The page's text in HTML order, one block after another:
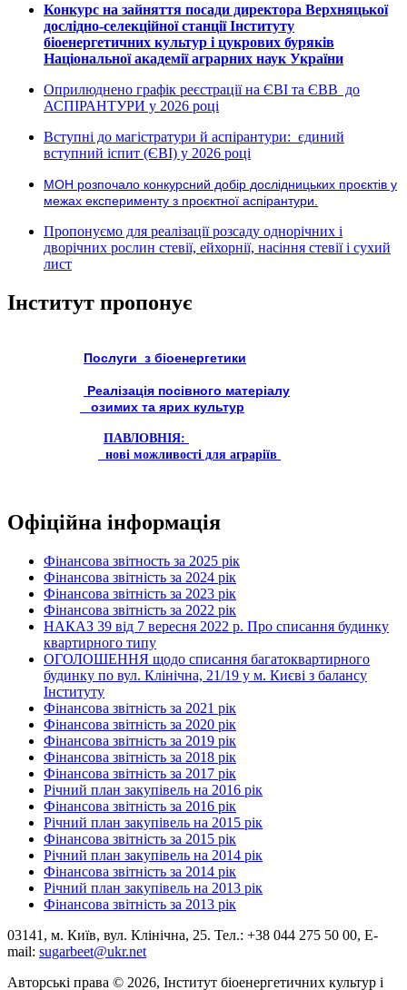
Конкурс на зайняття посади директора Верхняцької
дослідно-селекційної станції Інституту
біоенергетичних культур і цукрових буряків
Національної академії аграрних наук України
Оприлюднено графік реєстрації на ЄВІ та ЄВВ до
АСПІРАНТУРИ у 2026 році
Вступні до магістратури й аспірантури: єдиний
вступний іспит (ЄВІ) у 2026 році
МОН розпочало конкурсний добір дослідницьких проєктів у
межах експерименту з проєктної аспірантури.
Пропонуємо для реалізації розсаду однорічних і
дворічних рослин стевії, ейхорнії, насіння стевії і сухий
лист
Інститут пропонує
Послуги з біоенергетики
Реалізація посівного матеріалу
озимих та ярих культур
ПАВЛОВНІЯ:
нові можливості для аграріїв
Офіційна інформація
Фінансова звітность за 2025 рік
Фінансова звітність за 2024 рік
Фінансова звітність за 2023 рік
Фінансова звітність за 2022 рік
НАКАЗ 39 від 7 вересня 2022 р. Про списання будинку
квартирного типу
ОГОЛОШЕННЯ щодо списання багатоквартирного
будинку по вул. Клінічна, 21/19 у м. Києві з балансу
Інституту
Фінансова звітність за 2021 рік
Фінансова звітність за 2020 рік
Фінансова звітність за 2019 рік
Фінансова звітність за 2018 рік
Фінансова звітність за 2017 рік
Річний план закупівель на 2016 рік
Фінансова звітність за 2016 рік
Річний план закупівель на 2015 рік
Фінансова звітність за 2015 рік
Річний план закупівель на 2014 рік
Фінансова звітність за 2014 рік
Річний план закупівель на 2013 рік
Фінансова звітність за 2013 рік
03141, м. Київ, вул. Клінічна, 25. Тел.: +38 044 275 50 00, E-
mail: sugarbeet@ukr.net
Авторські права © 2026, Інститут біоенергетичних культур і